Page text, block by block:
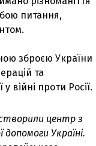
питання,
зброєю України
та
війні проти Росії.
центр з
допомоги Україні.